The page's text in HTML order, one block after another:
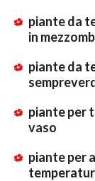
piante da
in
piante da
piante per
vaso
piante per